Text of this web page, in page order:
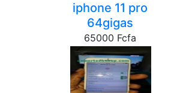
iphone 11 pro
64gigas
65000 Fcfa
yaounde